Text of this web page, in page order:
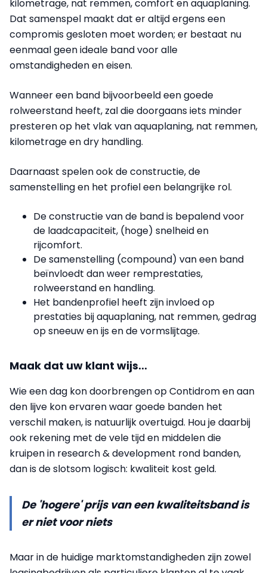
kilometrage, nat remmen, comfort en aquaplaning.
Dat samenspel maakt dat er altijd ergens een
compromis gesloten moet worden; er bestaat nu
eenmaal geen ideale band voor alle
omstandigheden en eisen.
Wanneer een band bijvoorbeeld een goede
rolweerstand heeft, zal die doorgaans iets minder
presteren op het vlak van aquaplaning, nat remmen,
kilometrage en dry handling.
Daarnaast spelen ook de constructie, de
samenstelling en het profiel een belangrijke rol.
De constructie van de band is bepalend voor
de laadcapaciteit, (hoge) snelheid en
rijcomfort.
De samenstelling (compound) van een band
beïnvloedt dan weer remprestaties,
rolweerstand en handling.
Het bandenprofiel heeft zijn invloed op
prestaties bij aquaplaning, nat remmen, gedrag
op sneeuw en ijs en de vormslijtage.
Maak dat uw klant wijs...
Wie een dag kon doorbrengen op Contidrom en aan
den lijve kon ervaren waar goede banden het
verschil maken, is natuurlijk overtuigd. Hou je daarbij
ook rekening met de vele tijd en middelen die
kruipen in research & development rond banden,
dan is de slotsom logisch: kwaliteit kost geld.
De 'hogere' prijs van een kwaliteitsband is
er niet voor niets
Maar in de huidige marktomstandigheden zijn zowel